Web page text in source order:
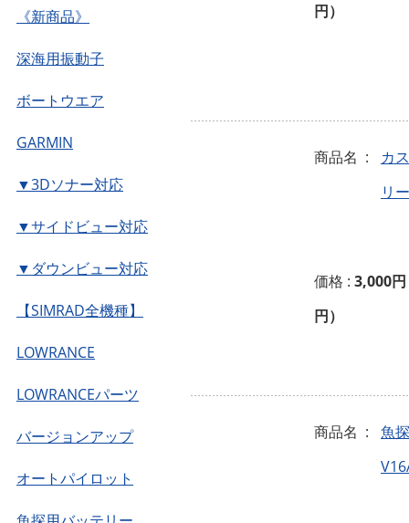
《新商品》
深海用振動子
ボートウエア
GARMIN
▼3Dソナー対応
▼サイドビュー対応
▼ダウンビュー対応
【SIMRAD全機種】
LOWRANCE
LOWRANCEパーツ
バージョンアップ
オートパイロット
円）
商品名 :
カ
リ
価格 : 3,000
円）
商品名 :
魚